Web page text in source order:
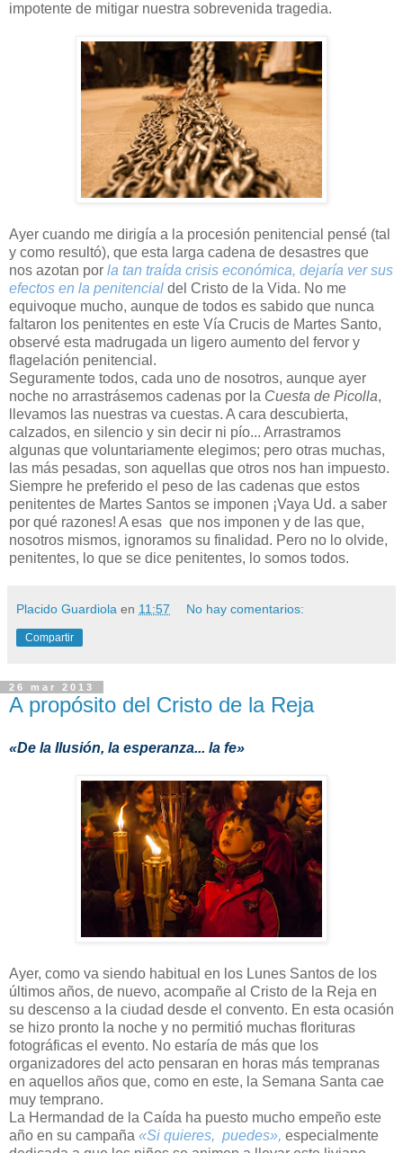
impotente de mitigar nuestra sobrevenida tragedia.
Ayer cuando me dirigía a la procesión penitencial pensé (tal
y como resultó), que esta larga cadena de desastres que
nos azotan por la tan traída crisis económica, dejaría ver sus
efectos en la penitencial del Cristo de la Vida. No me
equivoque mucho, aunque de todos es sabido que nunca
faltaron los penitentes en este Vía Crucis de Martes Santo,
observé esta madrugada un ligero aumento del fervor y
flagelación penitencial.
Seguramente todos, cada uno de nosotros, aunque ayer
noche no arrastrásemos cadenas por la Cuesta de Picolla,
llevamos las nuestras va cuestas. A cara descubierta,
calzados, en silencio y sin decir ni pío... Arrastramos
algunas que voluntariamente elegimos; pero otras muchas,
las más pesadas, son aquellas que otros nos han impuesto.
Siempre he preferido el peso de las cadenas que estos
penitentes de Martes Santos se imponen ¡Vaya Ud. a saber
por qué razones! A esas que nos imponen y de las que,
nosotros mismos, ignoramos su finalidad. Pero no lo olvide,
penitentes, lo que se dice penitentes, lo somos todos.
Placido Guardiola en 11:57 No hay comentarios:
Compartir
26 mar 2013
A propósito del Cristo de la Reja
«De la Ilusión, la esperanza... la fe»
Ayer, como va siendo habitual en los Lunes Santos de los
últimos años, de nuevo, acompañe al Cristo de la Reja en
su descenso a la ciudad desde el convento. En esta ocasión
se hizo pronto la noche y no permitió muchas florituras
fotográficas el evento. No estaría de más que los
organizadores del acto pensaran en horas más tempranas
en aquellos años que, como en este, la Semana Santa cae
muy temprano.
La Hermandad de la Caída ha puesto mucho empeño este
año en su campaña «Si quieres, puedes», especialmente